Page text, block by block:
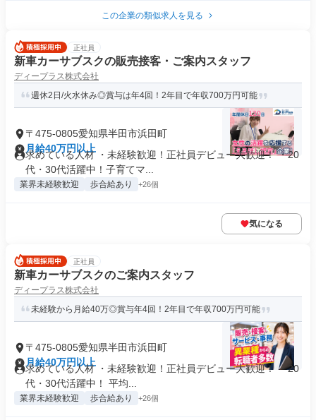
この企業の類似求人を見る
正社員
新車カーサブスクの販売接客・ご案内スタッフ
ディープラス株式会社
週休2日/火水休み◎賞与は年4回！2年目で年収700万円可能
〒475-0805愛知県半田市浜田町
月給40万円以上
求めている人材 ・未経験歓迎！正社員デビュー大歓迎！ ・20
代・30代活躍中！子育てマ...
業界未経験歓迎 歩合給あり +26個
気になる
正社員
新車カーサブスクのご案内スタッフ
ディープラス株式会社
未経験から月給40万◎賞与年4回！2年目で年収700万円可能
〒475-0805愛知県半田市浜田町
月給40万円以上
求めている人材 ・未経験歓迎！正社員デビュー大歓迎！ ・20
代・30代活躍中！ 平均...
業界未経験歓迎 歩合給あり +26個